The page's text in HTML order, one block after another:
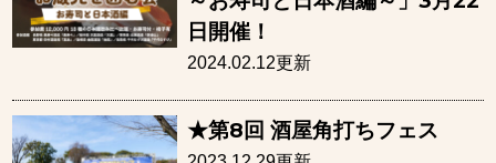
日開催！
2024.02.12更新
★第8回 酒屋角打ちフェス